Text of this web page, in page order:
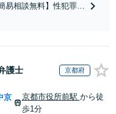
簡易相談無料】性犯罪
（名誉毀損・わいせつ
・不正アクセス・リベン
ルノ罪等）に非常に詳
弁護士です
護士 京都府
京
京都市役所前駅 から徒
歩1分